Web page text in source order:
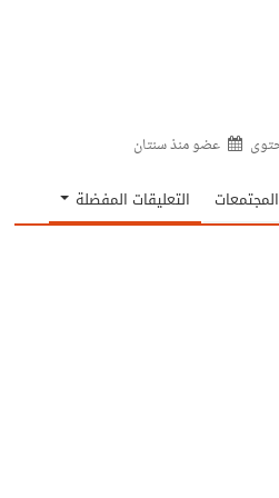
عضو منذسنتان
المجتمعات التعليقات المفضلة